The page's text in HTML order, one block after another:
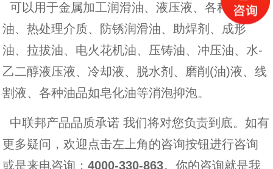
可以用于金属加工润滑油、液压液、各种切削
油、热处理介质、防锈润滑油、助焊剂、成形
油、拉拔油、电火花机油、压铸油、冲压油、水-
乙二醇液压液、冷却液、脱水剂、磨削(油)液、线
割液、各种油品如皂化油等消泡抑泡。
中联邦产品品质承诺 我们将对您负责到底。如有
更多疑问，欢迎点击左上角的咨询按钮进行咨询
或是来电咨询：4000-330-863。你的咨询就是我